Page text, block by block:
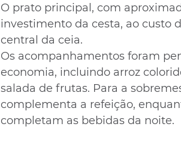
O prato principal, com
investimento da cesta, ao custo
central da ceia.
Os acompanhamentos foram
economia, incluindo arroz
salada de frutas. Para a
complementa a refeição,
completam as bebidas da noite.